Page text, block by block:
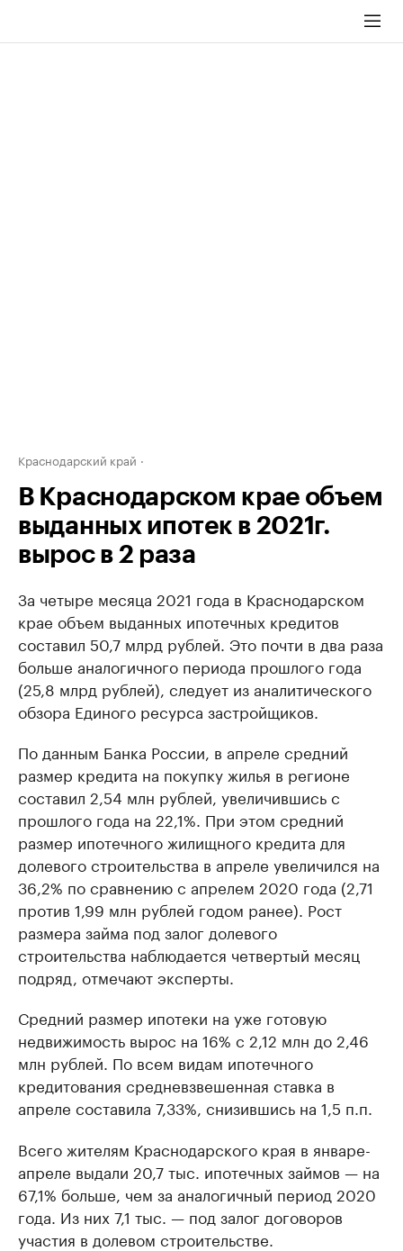
Краснодарский край
В Краснодарском крае объем
выданных ипотек в 2021г.
вырос в 2 раза
За четыре месяца 2021 года в Краснодарском
крае объем выданных ипотечных кредитов
составил 50,7 млрд рублей. Это почти в два раза
больше аналогичного периода прошлого года
(25,8 млрд рублей), следует из аналитического
обзора Единого ресурса застройщиков.
По данным Банка России, в апреле средний
размер кредита на покупку жилья в регионе
составил 2,54 млн рублей, увеличившись с
прошлого года на 22,1%. При этом средний
размер ипотечного жилищного кредита для
долевого строительства в апреле увеличился на
36,2% по сравнению с апрелем 2020 года (2,71
против 1,99 млн рублей годом ранее). Рост
размера займа под залог долевого
строительства наблюдается четвертый месяц
подряд, отмечают эксперты.
Средний размер ипотеки на уже готовую
недвижимость вырос на 16% с 2,12 млн до 2,46
млн рублей. По всем видам ипотечного
кредитования средневзвешенная ставка в
апреле составила 7,33%, снизившись на 1,5 п.п.
Всего жителям Краснодарского края в январе-
апреле выдали 20,7 тыс. ипотечных займов — на
67,1% больше, чем за аналогичный период 2020
года. Из них 7,1 тыс. — под залог договоров
участия в долевом строительстве.